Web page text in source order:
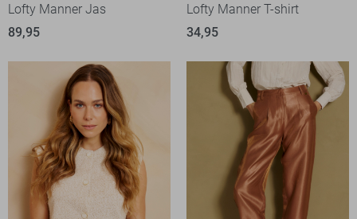
Lofty Manner Jas
89,95
Lofty Manner T-shirt
34,95